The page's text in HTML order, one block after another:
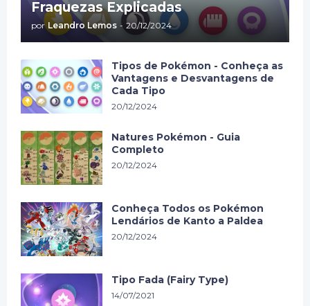
Fraquezas Explicadas
por Leandro Lemos - 20/12/2024
Tipos de Pokémon - Conheça as
Vantagens e Desvantagens de
Cada Tipo
20/12/2024
Natures Pokémon - Guia
Completo
20/12/2024
Conheça Todos os Pokémon
Lendários de Kanto a Paldea
20/12/2024
Tipo Fada (Fairy Type)
14/07/2021